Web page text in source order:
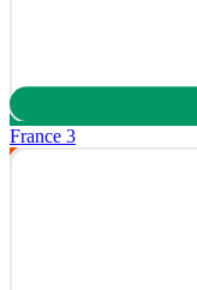
France 3